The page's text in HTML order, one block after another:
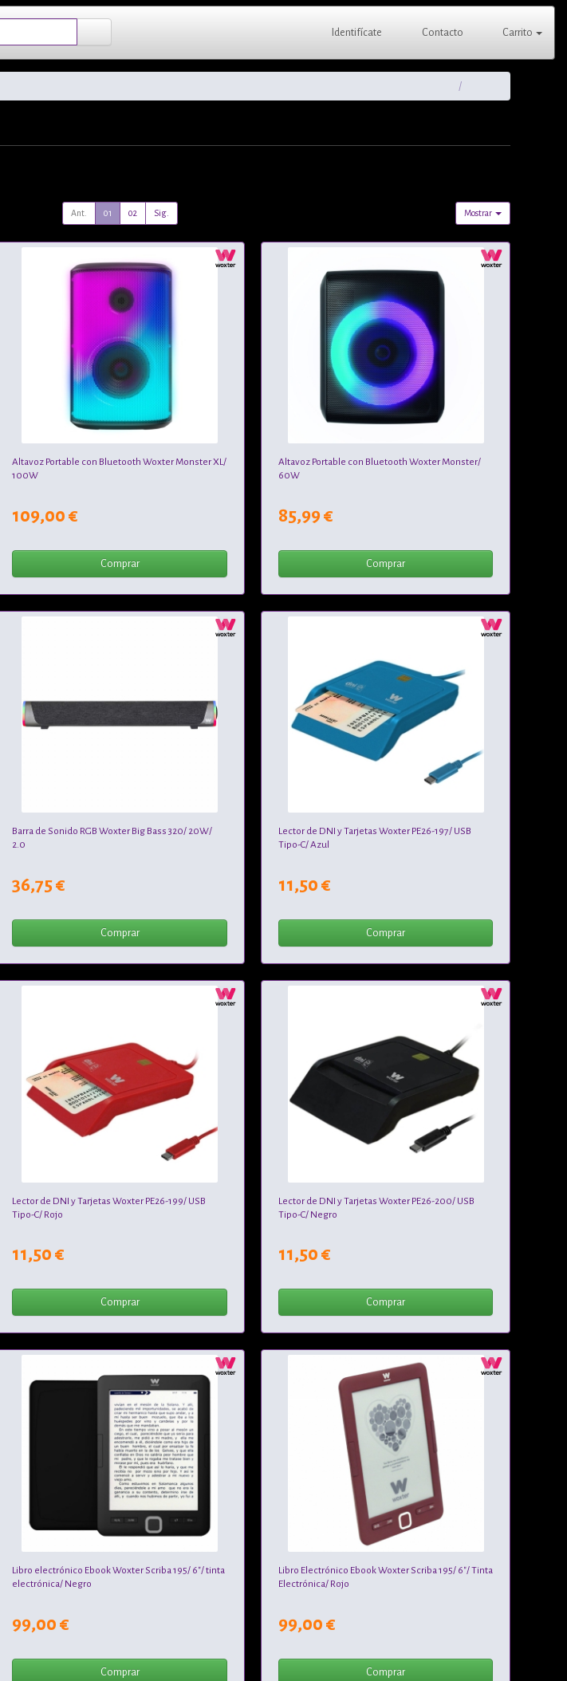
Identifícate Contacto Carrito
Ant. 01 02 Sig. Mostrar
Altavoz Portable con Bluetooth Woxter Monster XL/
100W
109,00 €
Comprar
Altavoz Portable con Bluetooth Woxter Monster/
60W
85,99 €
Comprar
Barra de Sonido RGB Woxter Big Bass 320/ 20W/
2.0
36,75 €
Comprar
Lector de DNI y Tarjetas Woxter PE26-197/ USB
Tipo-C/ Azul
11,50 €
Comprar
Lector de DNI y Tarjetas Woxter PE26-199/ USB
Tipo-C/ Rojo
11,50 €
Comprar
Lector de DNI y Tarjetas Woxter PE26-200/ USB
Tipo-C/ Negro
11,50 €
Comprar
Libro electrónico Ebook Woxter Scriba 195/ 6"/ tinta
electrónica/ Negro
99,00 €
Comprar
Libro Electrónico Ebook Woxter Scriba 195/ 6"/ Tinta
Electrónica/ Rojo
99,00 €
Comprar